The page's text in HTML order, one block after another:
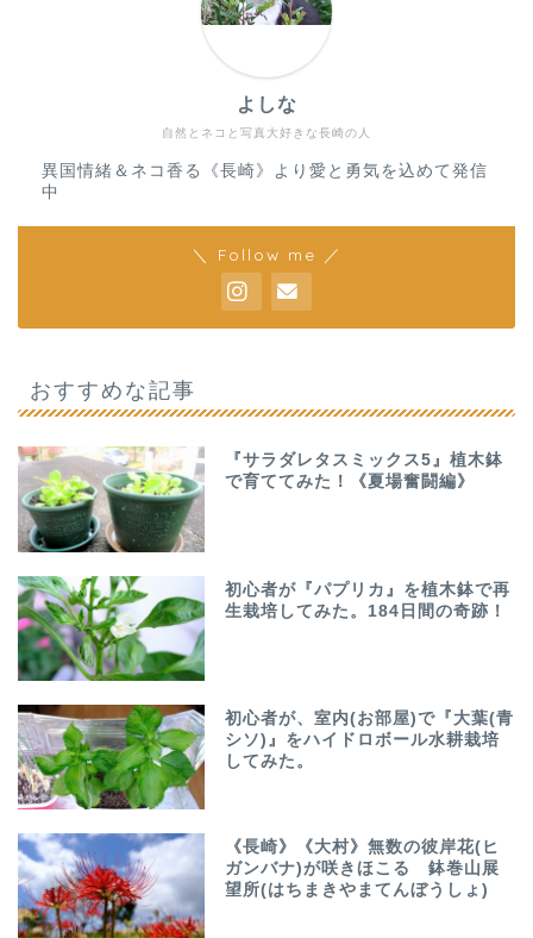
自然とネコと写真大好きな長崎の人
よしな
異国情緒＆ネコ香る《長崎》より愛と勇気を込めて発信
中
＼ Follow me ／
おすすめな記事
『サラダレタスミックス5』植木鉢
で育ててみた！《夏場奮闘編》
初心者が『パプリカ』を植木鉢で再
生栽培してみた。184日間の奇跡！
初心者が、室内(お部屋)で『大葉(青
シソ)』をハイドロボール水耕栽培
してみた。
《長崎》《大村》無数の彼岸花(ヒ
ガンバナ)が咲きほこる 鉢巻山展
望所(はちまきやまてんぼうしょ)